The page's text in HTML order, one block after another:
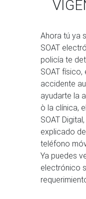
Ahora tú ya
SOAT
policía te
SOAT físico,
accidente
ayudarte la
ò la clínica,
SOAT
explicado
teléfono
Ya puedes
electrónico